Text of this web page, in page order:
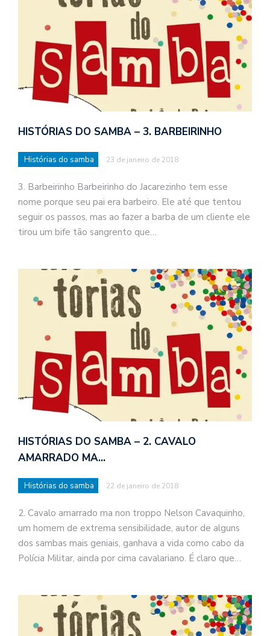
HISTÓRIAS DO SAMBA – 3. BARBEIRINHO
Histórias do samba 23 de janeiro de 2018
3. Barbeirinho Barbeirinho do Jacarezinho tem esse
nome porque seu pai era barbeiro. Ele até que tentou
seguir os passos, mas ao fazer a barba de um cliente ele
tirou um bife tão sangrento que…
HISTÓRIAS DO SAMBA – 2. CAVALO
AMARRADO MA…
Histórias do samba 22 de janeiro de 2018
2. Cavalo amarrado ma non troppo Nelson Cavaquinho,
um homem de extrema sensibilidade, autor de alguns
dos sambas mais geniais, ganhava a vida como cabo da
Polícia Militar, ainda por cima cavalariano. É claro que…